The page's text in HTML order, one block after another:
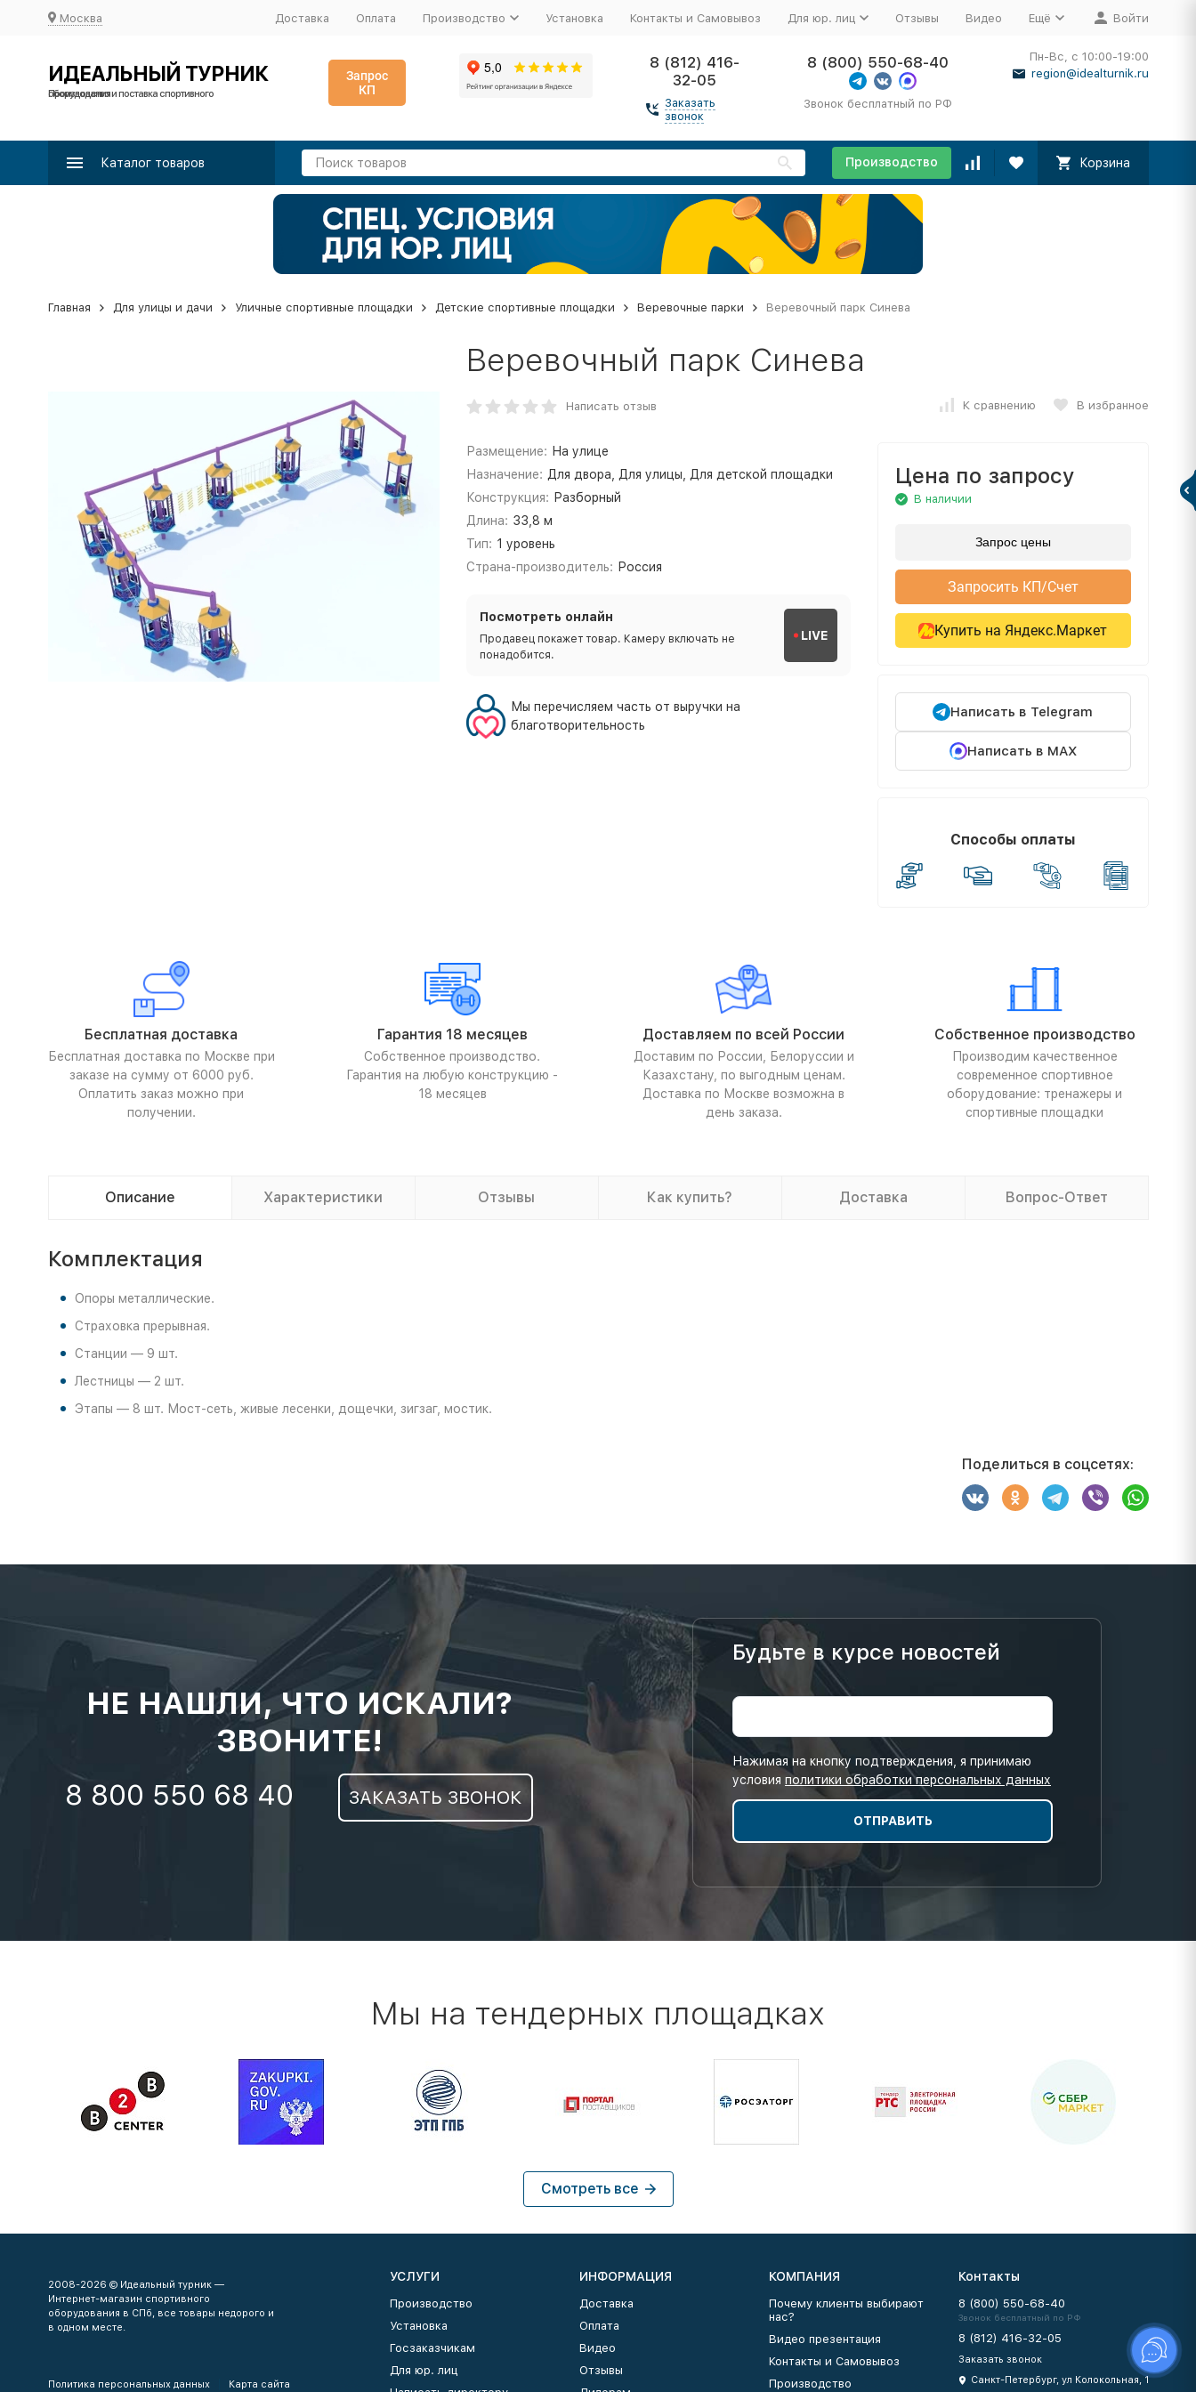
Москва Доставка Оплата Производство Установка Контакты и Самовывоз Для юр. лиц Отзывы Видео Ещё Войти
ИДЕАЛЬНЫЙ ТУРНИК
Производство и поставка спортивного оборудования
Запрос
КП
8 (812) 416-
32-05
Заказать
звонок
8 (800) 550-68-40
Звонок бесплатный по РФ
Пн-Вс, с 10:00-19:00
region@idealturnik.ru
Каталог товаров Производство Корзина
Главная Для улицы и дачи Уличные спортивные площадки Детские спортивные площадки Веревочные парки Веревочный парк Синева
Веревочный парк Синева
Написать отзыв К сравнению В избранное
Размещение: На улице
Назначение: Для двора, Для улицы, Для детской площадки
Конструкция: Разборный
Длина: 33,8 м
Тип: 1 уровень
Страна-производитель: Россия
Посмотреть онлайн
Продавец покажет товар. Камеру включать не
понадобится.
LIVE
Мы перечисляем часть от выручки на
благотворительность
Цена по запросу
В наличии
Запрос цены
Запросить КП/Счет
Купить на Яндекс.Маркет
Написать в Telegram
Написать в MAX
Способы оплаты
Бесплатная доставка
Бесплатная доставка по Москве при
заказе на сумму от 6000 руб.
Оплатить заказ можно при
получении.
Гарантия 18 месяцев
Собственное производство.
Гарантия на любую конструкцию -
18 месяцев
Доставляем по всей России
Доставим по России, Белоруссии и
Казахстану, по выгодным ценам.
Доставка по Москве возможна в
день заказа.
Собственное производство
Производим качественное
современное спортивное
оборудование: тренажеры и
спортивные площадки
Описание Характеристики Отзывы Как купить? Доставка Вопрос-Ответ
Комплектация
Опоры металлические.
Страховка прерывная.
Станции — 9 шт.
Лестницы — 2 шт.
Этапы — 8 шт. Мост-сеть, живые лесенки, дощечки, зигзаг, мостик.
Поделиться в соцсетях:
НЕ НАШЛИ, ЧТО ИСКАЛИ?
ЗВОНИТЕ!
8 800 550 68 40 ЗАКАЗАТЬ ЗВОНОК
Будьте в курсе новостей
Нажимая на кнопку подтверждения, я принимаю
условия политики обработки персональных данных
Мы на тендерных площадках
Смотреть все
2008-2026 © Идеальный турник —
Интернет-магазин спортивного
оборудования в СПб, все товары недорого и
в одном месте.
Политика персональных данных Карта сайта
УСЛУГИ
Производство
Установка
Госзаказчикам
Для юр. лиц
ИНФОРМАЦИЯ
Доставка
Оплата
Видео
Отзывы
КОМПАНИЯ
Почему клиенты выбирают
нас?
Видео презентация
Контакты и Самовывоз
Производство
Контакты
8 (800) 550-68-40
Звонок бесплатный по РФ
8 (812) 416-32-05
Заказать звонок
Санкт-Петербург, ул Колокольная, 1